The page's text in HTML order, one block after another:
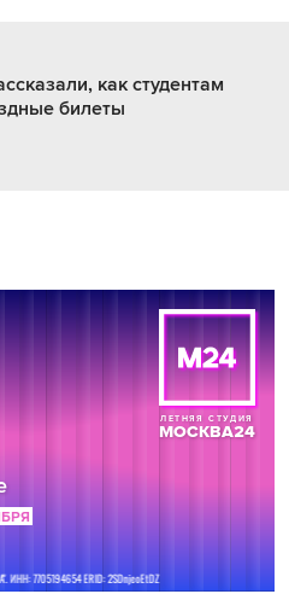
как студентам
билеты